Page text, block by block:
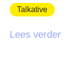
Talkative
Lees verder